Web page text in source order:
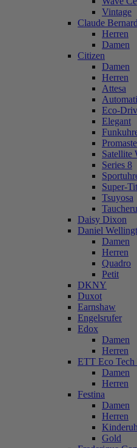
Vintage
Claude Bernard
Herren
Damen
Citizen
Damen
Herren
Attesa
Eco-
Elegant
Satellite
Series 8
Super-
Tsuyosa
Daisy Dixon
Daniel
Damen
Herren
Quadro
Petit
DKNY
Duxot
Earnshaw
Engelsrufer
Edox
Damen
Herren
ETT Eco Tech
Damen
Herren
Festina
Damen
Herren
Gold